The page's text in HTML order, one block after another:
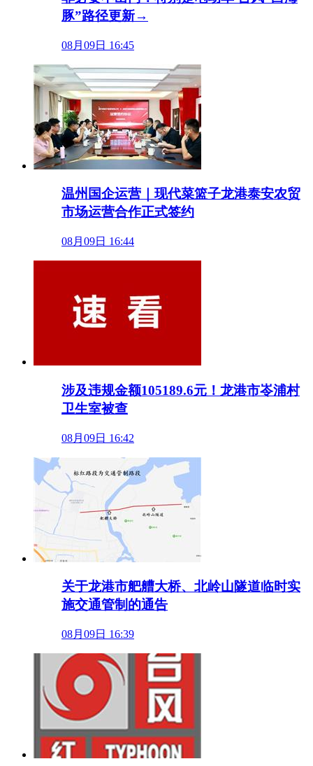
豚”路径更新→
08月09日 16:45
温州国企运营｜现代菜篮子龙港泰安农贸
市场运营合作正式签约
08月09日 16:44
涉及违规金额105189.6元！龙港市岺浦村
卫生室被查
08月09日 16:42
关于龙港市舥艚大桥、北岭山隧道临时实
施交通管制的通告
08月09日 16:39